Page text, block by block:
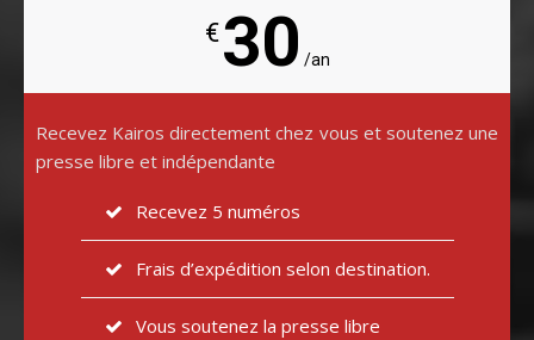
€30 /an
Recevez Kairos directement chez vous et soutenez une
presse libre et indépendante
Recevez 5 numéros
Frais d’expédition selon destination.
Vous soutenez la presse libre